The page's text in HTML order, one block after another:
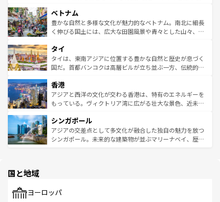
参照してほしい。
容にもいいと評判のスイーツなど、バラエティ豊かな料理
が味わえる。 なお、新着の台湾情報は コンテンツ一覧を参
照してほしい。
き、地方に足を延ばせば四季折々の自然美を楽しむことが
できる。そして、キムチや焼肉、絶品のストリートフード
まで、さまざまな韓国料理が待っている。夜には、韓国な
リティに包まれながら、韓国の多彩な魅力を心ゆくまで味
わってみてほしい。 なお、新着の韓国情報はコンテンツ一
覧を参照してほしい。
ベトナム
豊かな自然と多様な文化が魅力的なベトナム。南北に細長
く伸びる国土には、広大な田園風景や青々とした山々、世
急速な発展と共に伝統が息づく。ハノイの古い町並みやホ
ーチミン市のフランス統治時代の建物も、独特の雰囲気を
醸し出している。また、バラエティの豊かさとおいしさで
とつ。フォーやバインミー、ベトナムコーヒーなどは、ぜ
ひ現地で味わいたい。どの地域を訪れてもあたたかい人々
が旅行者を迎えてくれるので、きっと忘れられない旅にな
参照してほしい。
タイ
タイは、東南アジアに位置する豊かな自然と歴史が息づく
国だ。首都バンコクは高層ビルが立ち並ぶ一方、伝統的な
の活気が交差している。北部ではチェンマイなどの山岳地
帯で自然と触れ合い、南部ではプーケットやクラビの美し
いビーチでリゾート気分を楽しむことができる。タイ料理
激する。気候は一年中温暖で、どの季節にも異なる楽しみ
が待っている。親しみやすいタイの人々、仏教を中心とし
た文化、そして多様な観光資源が、訪れる旅人を魅了し続
香港
アジアと西洋の文化が交わる香港は、特有のエネルギーを
もっている。ヴィクトリア湾に広がる壮大な景色、近未来
み、どこを訪れても感動するはず。観光スポットが密集し
ており、効率よく見どころを回れるのも魅力。息をのむよ
うな絶景から文化的な体験まで、香港を存分に楽しみ尽く
シンガポール
アジアの交差点として多文化が融合した独自の魅力を放つ
シンガポール。未来的な建築物が並ぶマリーナベイ、歴史
で、ホーカーズは地元の風情を楽しめる外せないスポット
国と地域
ヨーロッパ